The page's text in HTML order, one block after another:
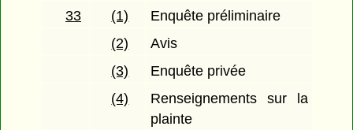
33
(1)
Enquête préliminaire
(2)
Avis
(3)
Enquête privée
(4)
Renseignements sur la
plainte